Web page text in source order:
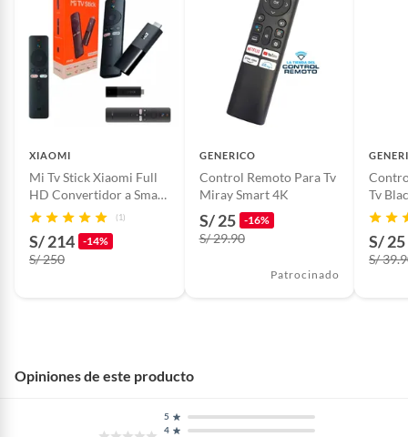
XIAOMI
Mi Tv Stick Xiaomi Full
HD Convertidor a Smart
Tv
(1)
S/ 214 -14%
S/ 250
GENERICO
Control Remoto Para Tv
Miray Smart 4K
S/ 25 -16%
S/ 29.90
Patrocinado
Tv
S/ 25
S/
Opiniones de este producto
4
5